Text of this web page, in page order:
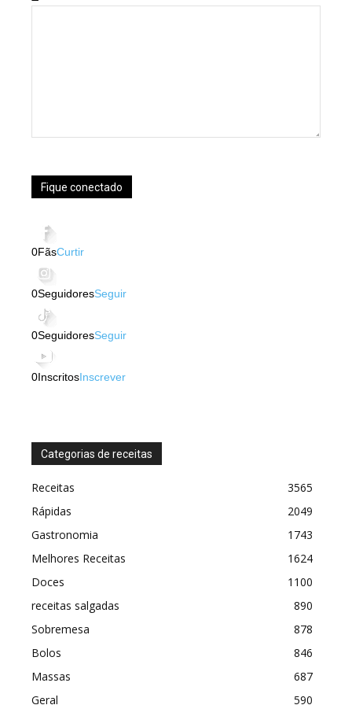
Fique conectado
0FãsCurtir
0SeguidoresSeguir
0SeguidoresSeguir
0InscritosInscrever
Categorias de receitas
Receitas
3565
Rápidas
2049
Gastronomia
1743
Melhores Receitas
1624
Doces
1100
receitas salgadas
890
Sobremesa
878
Bolos
846
Massas
687
Geral
590